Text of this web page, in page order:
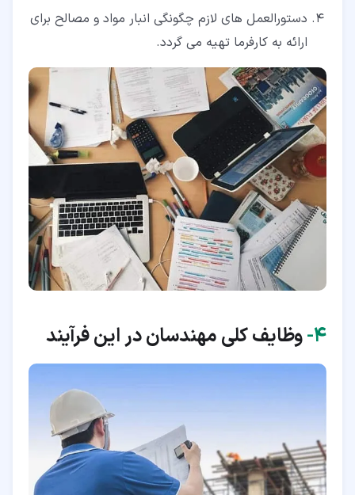
دستورالعمل های لازم چگونگی انبار مواد و مصالح برای
ارائه به کارفرما تهیه می گردد.
۴‏- وظایف کلی مهندسان در این فرآیند